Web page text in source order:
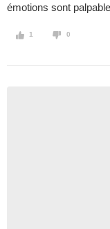
émotions sont
1 0